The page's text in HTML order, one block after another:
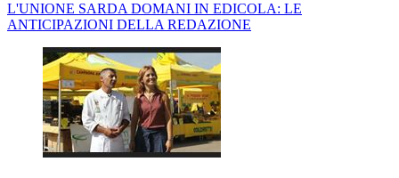
L'UNIONE SARDA DOMANI IN EDICOLA: LE
ANTICIPAZIONI DELLA REDAZIONE